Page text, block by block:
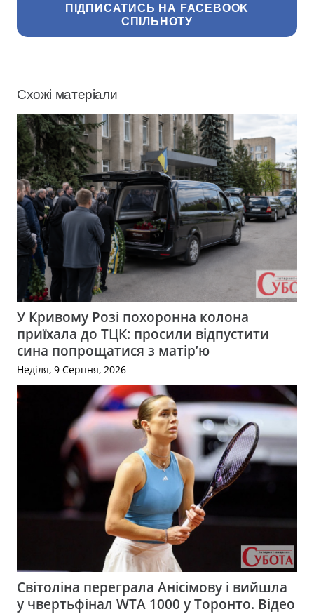
ПІДПИСАТИСЬ НА FACEBOOK
СПІЛЬНОТУ
Схожі матеріали
У Кривому Розі похоронна колона
приїхала до ТЦК: просили відпустити
сина попрощатися з матір’ю
Неділя, 9 Серпня, 2026
Світоліна переграла Анісімову і вийшла
у чвертьфінал WTA 1000 у Торонто. Відео